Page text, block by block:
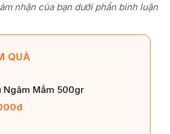
nhận của bạn dưới phần bình luận
QUÀ
Ngâm Mắm 500gr